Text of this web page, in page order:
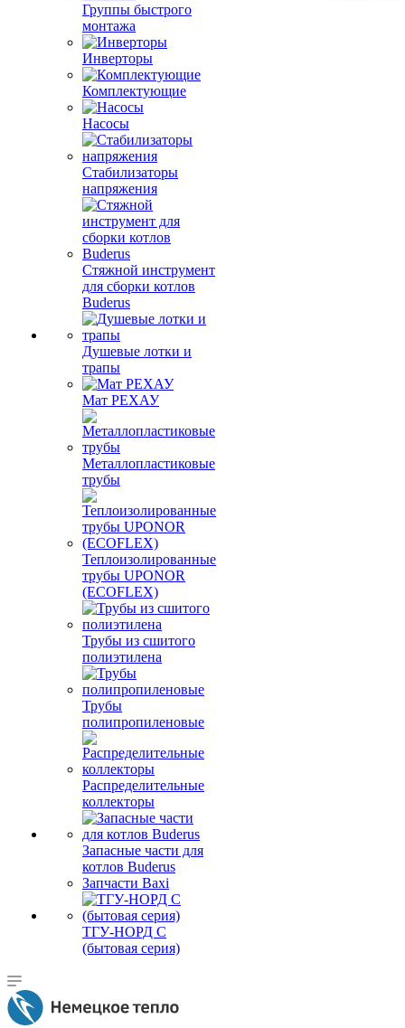
Группы быстрого
монтажа
Инверторы
Комплектующие
Насосы
Стабилизаторы
напряжения
Стяжной инструмент
для сборки котлов
Buderus
Душевые лотки и
трапы
Мат РЕХАУ
Металлопластиковые
трубы
Теплоизолированные
трубы UPONOR
(ECOFLEX)
Трубы из сшитого
полиэтилена
Трубы
полипропиленовые
Распределительные
коллекторы
Запасные части для
котлов Buderus
Запчасти Baxi
ТГУ-НОРД С
(бытовая серия)